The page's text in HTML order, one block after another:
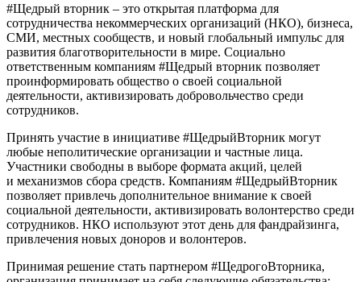
#Щедрый вторник – это открытая платформа для
сотрудничества некоммерческих организаций (НКО), бизнеса,
СМИ, местных сообществ, и новый глобальный импульс для
развития благотворительности в мире. Социально
ответственным компаниям #Щедрый вторник позволяет
проинформировать общество о своей социальной
деятельности, активизировать добровольчество среди
сотрудников.
Принять участие в инициативе #ЩедрыйВторник могут
любые неполитические организации и частные лица.
Участники свободны в выборе формата акций, целей
и механизмов сбора средств. Компаниям #ЩедрыйВторник
позволяет привлечь дополнительное внимание к своей
социальной деятельности, активизировать волонтерство среди
сотрудников. НКО используют этот день для фандрайзинга,
привлечения новых доноров и волонтеров.
Принимая решение стать партнером #ЩедрогоВторника,